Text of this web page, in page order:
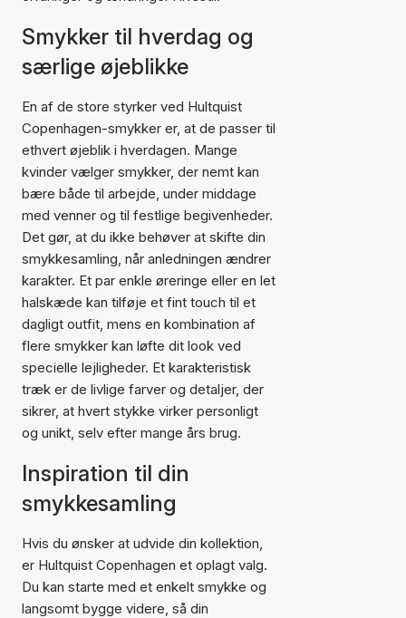
Smykker til hverdag og
særlige øjeblikke
En af de store styrker ved Hultquist
Copenhagen-smykker er, at de passer til
ethvert øjeblik i hverdagen. Mange
kvinder vælger smykker, der nemt kan
bære både til arbejde, under middage
med venner og til festlige begivenheder.
Det gør, at du ikke behøver at skifte din
smykkesamling, når anledningen ændrer
karakter. Et par enkle øreringe eller en let
halskæde kan tilføje et fint touch til et
dagligt outfit, mens en kombination af
flere smykker kan løfte dit look ved
specielle lejligheder. Et karakteristisk
træk er de livlige farver og detaljer, der
sikrer, at hvert stykke virker personligt
og unikt, selv efter mange års brug.
Inspiration til din
smykkesamling
Hvis du ønsker at udvide din kollektion,
er Hultquist Copenhagen et oplagt valg.
Du kan starte med et enkelt smykke og
langsomt bygge videre, så din